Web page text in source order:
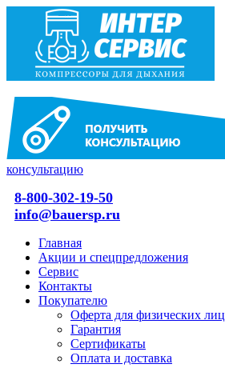
консультацию
8-800-302-19-50
info@bauersp.ru
Главная
Акции и спецпредложения
Сервис
Контакты
Покупателю
Оферта для физических лиц
Гарантия
Сертификаты
Оплата и доставка